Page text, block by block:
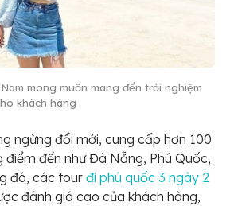
mong muốn mang đến trải nghiệm
khách hàng
ngừng đổi mới, cung cấp hơn 100
đến như Đà Nẵng, Phú Quốc,
đó, các tour đi phú quốc 3 ngày 2
đánh giá cao của khách hàng,